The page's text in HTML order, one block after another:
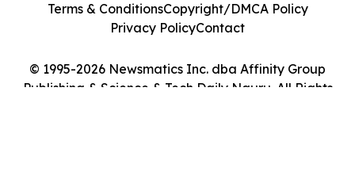
© 1995-2026 Newsmatics Inc. dba Affinity Group
Publishing & Science & Tech Daily Nauru. All Rights
Terms & ConditionsCopyright/DMCA Policy
Privacy PolicyContact